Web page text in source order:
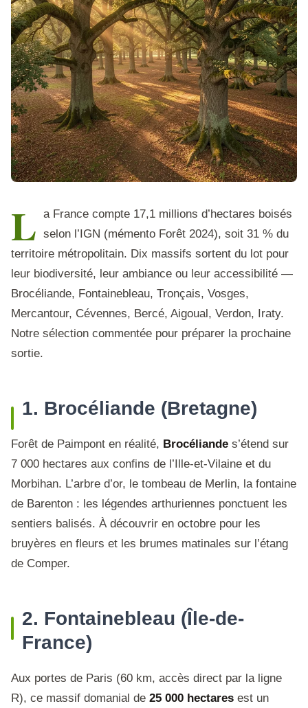
L a France compte 17,1 millions d’hectares boisés
selon l’IGN (mémento Forêt 2024), soit 31 % du
territoire métropolitain. Dix massifs sortent du lot pour
leur biodiversité, leur ambiance ou leur accessibilité —
Brocéliande, Fontainebleau, Tronçais, Vosges,
Mercantour, Cévennes, Bercé, Aigoual, Verdon, Iraty.
Notre sélection commentée pour préparer la prochaine
sortie.
1. Brocéliande (Bretagne)
Forêt de Paimpont en réalité, Brocéliande s’étend sur
7 000 hectares aux confins de l’Ille-et-Vilaine et du
Morbihan. L’arbre d’or, le tombeau de Merlin, la fontaine
de Barenton : les légendes arthuriennes ponctuent les
sentiers balisés. À découvrir en octobre pour les
bruyères en fleurs et les brumes matinales sur l’étang
de Comper.
2. Fontainebleau (Île-de-
France)
Aux portes de Paris (60 km, accès direct par la ligne
R), ce massif domanial de 25 000 hectares est un